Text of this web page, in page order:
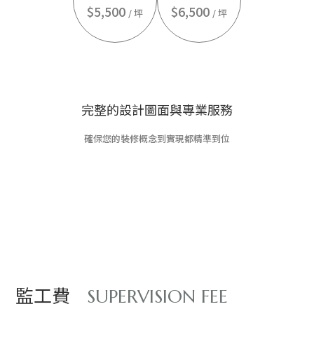
$5,500 / 坪
$6,500 / 坪
完整的設計圖面與專業服務
確保您的裝修概念到實現都精準到位
監工費 SUPERVISION FEE